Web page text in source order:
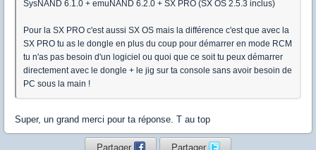
SysNAND 6.1.0 + emuNAND 6.2.0 + SX PRO (SX OS 2.5.3 inclus)
Pour la SX PRO c'est aussi SX OS mais la différence c'est que avec la
SX PRO tu as le dongle en plus du coup pour démarrer en mode RCM
tu n'as pas besoin d'un logiciel ou quoi que ce soit tu peux démarrer
directement avec le dongle + le jig sur ta console sans avoir besoin de
PC sous la main !
Super, un grand merci pour ta réponse. T au top
Partager Partager